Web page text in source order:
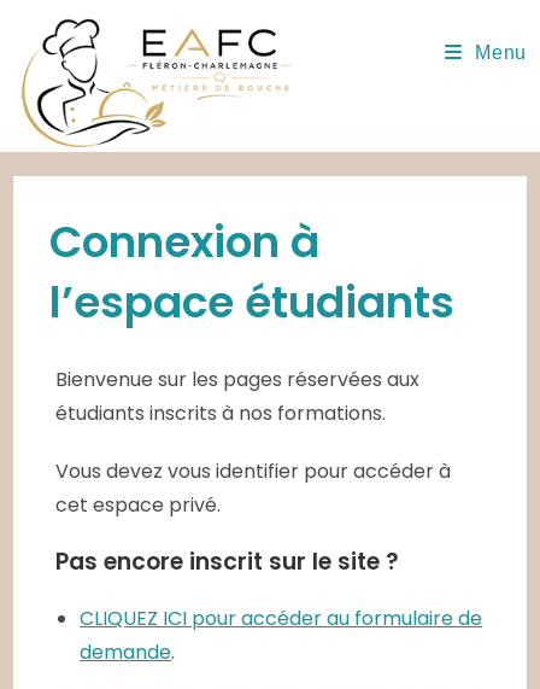
content
Menu
Connexion à
l’espace étudiants
Bienvenue sur les pages réservées aux
étudiants inscrits à nos formations.
Vous devez vous identifier pour accéder à
cet espace privé.
Pas encore inscrit sur le site ?
CLIQUEZ ICI pour accéder au formulaire de
demande.